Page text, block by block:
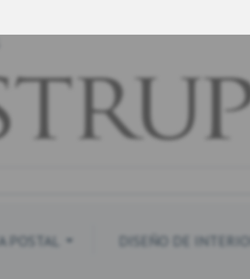
POSTAL DISEÑO DE